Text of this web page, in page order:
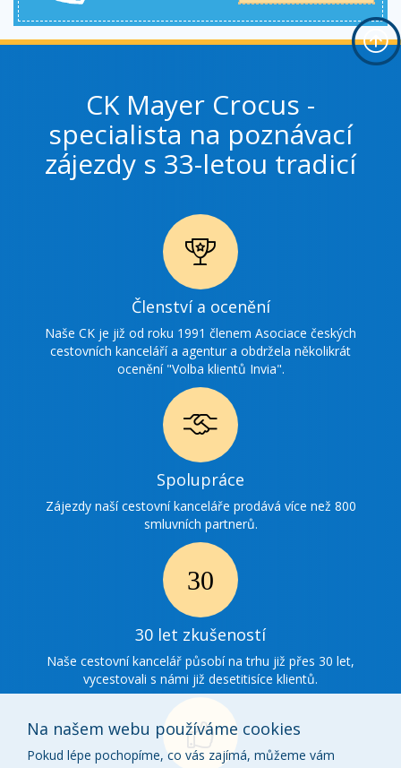
CK Mayer Crocus -
specialista na poznávací
zájezdy s 33-letou tradicí
Ikonka
ocenění
Členství a ocenění
Naše CK je již od roku 1991 členem Asociace českých
cestovních kanceláří a agentur a obdržela několikrát
ocenění "Volba klientů Invia".
Ikonka
spolupráce
Spolupráce
Zájezdy naší cestovní kanceláře prodává více než 800
smluvních partnerů.
30 Ikonka
zkušenosti
30 let zkušeností
Naše cestovní kancelář působí na trhu již přes 30 let,
vycestovali s námi již desetitisíce klientů.
Na našem webu používáme cookies
Pokud lépe pochopíme, co vás zajímá, můžeme vám